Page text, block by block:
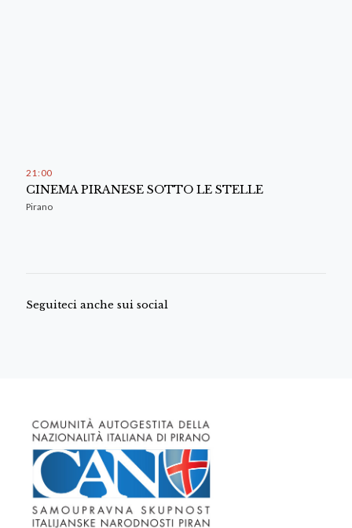
21 : 00
CINEMA PIRANESE SOTTO LE STELLE
Pirano
Seguiteci anche sui social